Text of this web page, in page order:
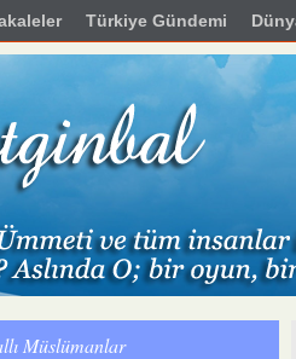
Türkiye Gündemi
Müslümanlar